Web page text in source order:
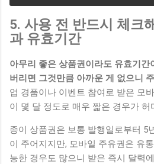
5. 사용 전 반드시 체크
과 유효기간
아무리 좋은 상품권이라도 유효기간
버리면 그것만큼 아까운 게 없으니
업 경품이나 이벤트 참여로 받은 모
이 몇 달 정도로 매우 짧은 경우가 허
종이 상품권은 보통 발행일로부터 5
이 주어지지만, 모바일 주유권은 유
능한 경우도 많으니 받은 즉시 달력